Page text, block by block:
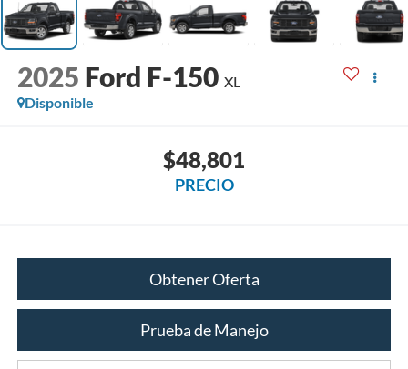
2025 Ford F-150 XL
Disponible
$48,801
PRECIO
Obtener Oferta
Prueba de Manejo